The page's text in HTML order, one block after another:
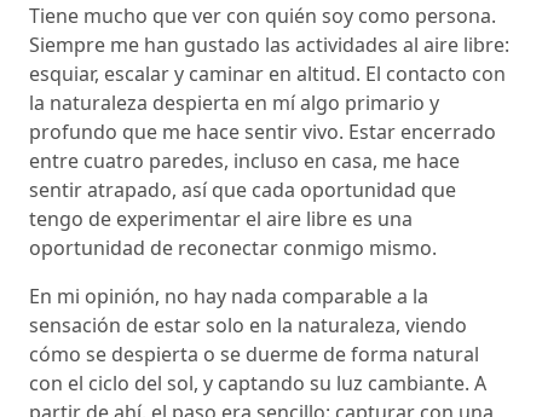
Tiene mucho que ver con quién soy como persona.
Siempre me han gustado las actividades al aire libre:
esquiar, escalar y caminar en altitud. El contacto con
la naturaleza despierta en mí algo primario y
profundo que me hace sentir vivo. Estar encerrado
entre cuatro paredes, incluso en casa, me hace
sentir atrapado, así que cada oportunidad que
tengo de experimentar el aire libre es una
oportunidad de reconectar conmigo mismo.
En mi opinión, no hay nada comparable a la
sensación de estar solo en la naturaleza, viendo
cómo se despierta o se duerme de forma natural
con el ciclo del sol, y captando su luz cambiante. A